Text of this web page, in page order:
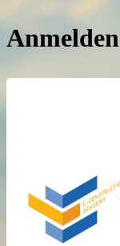
Anmelden